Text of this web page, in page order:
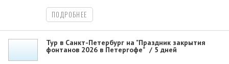
ПОДРОБНЕЕ
Тур в Санкт-Петербург на "Праздник закрытия
фонтанов 2026 в Петергофе" 5 дней